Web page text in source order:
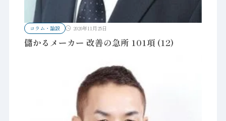
コラム・論説 2020年11月25日
儲かるメーカー 改善の急所 101項 (12)